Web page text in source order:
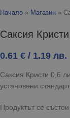
Начало » Магазин »
Саксия
0.61 € / 1.19 лв.
Саксия Кристи 0,6
установени
Продуктът се